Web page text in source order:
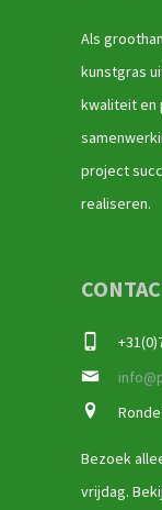
Als
kunstgras
kwaliteit en
project
realiseren.
Bezoek
vrijdag.